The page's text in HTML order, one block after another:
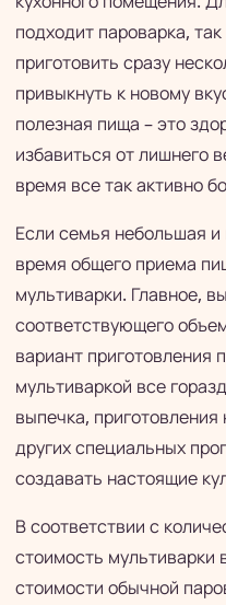
подходит пароварка,
приготовить сразу
привыкнуть к новому
полезная пища – это
избавиться от лишнего
время все так активно
Если семья небольшая
время общего приема
мультиварки. Главное,
соответствующего
вариант приготовления
мультиваркой все
выпечка,
других специальных
создавать настоящие
В соответствии с
стоимость мультиварки
стоимости обычной